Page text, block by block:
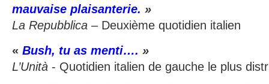
mauvaise plaisanterie. »
La Repubblica – Deuxième quotidien italien
« Bush, tu as menti…. »
L’Unità - Quotidien italien de gauche le plus